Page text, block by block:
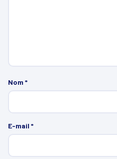
Nom *
E-mail *